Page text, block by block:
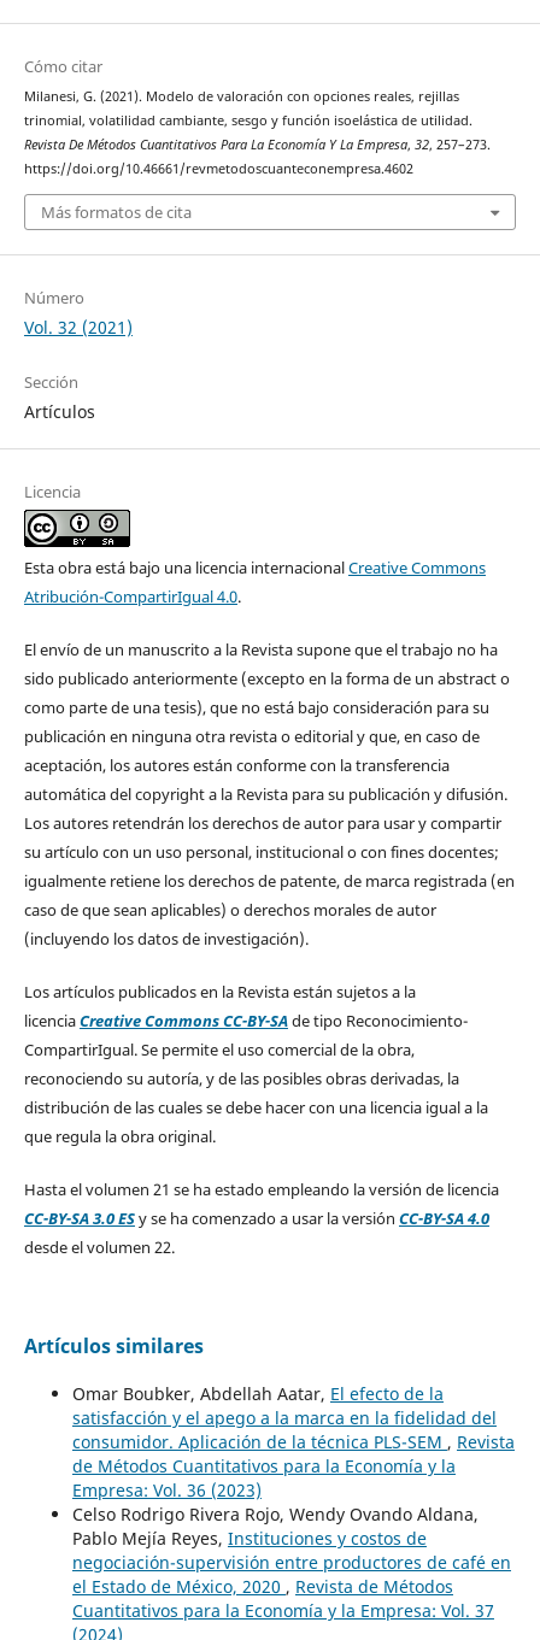
Cómo citar
Milanesi, G. (2021). Modelo de valoración con opciones reales, rejillas
trinomial, volatilidad cambiante, sesgo y función isoelástica de utilidad.
Revista De Métodos Cuantitativos Para La Economía Y La Empresa, 32, 257–273.
https://doi.org/10.46661/revmetodoscuanteconempresa.4602
Más formatos de cita
Número
Vol. 32 (2021)
Sección
Artículos
Licencia
Esta obra está bajo una licencia internacionalCreative Commons
Atribución-CompartirIgual 4.0.
El envío de un manuscrito a la Revista supone que el trabajo no ha
sido publicado anteriormente (excepto en la forma de un abstract o
como parte de una tesis), que no está bajo consideración para su
publicación en ninguna otra revista o editorial y que, en caso de
aceptación, los autores están conforme con la transferencia
automática del copyright a la Revista para su publicación y difusión.
Los autores retendrán los derechos de autor para usar y compartir
su artículo con un uso personal, institucional o con fines docentes;
igualmente retiene los derechos de patente, de marca registrada (en
caso de que sean aplicables) o derechos morales de autor
(incluyendo los datos de investigación).
Los artículos publicados en la Revista están sujetos a la
licenciaCreative Commons CC-BY-SAde tipo Reconocimiento-
CompartirIgual. Se permite el uso comercial de la obra,
reconociendo su autoría, y de las posibles obras derivadas, la
distribución de las cuales se debe hacer con una licencia igual a la
que regula la obra original.
Hasta el volumen 21 se ha estado empleando la versión de licencia
CC-BY-SA 3.0 ESy se ha comenzado a usar la versión CC-BY-SA 4.0
desde el volumen 22.
Artículos similares
Omar Boubker, Abdellah Aatar, El efecto de la
satisfacción y el apego a la marca en la fidelidad del
consumidor. Aplicación de la técnica PLS-SEM , Revista
de Métodos Cuantitativos para la Economía y la
Empresa: Vol. 36 (2023)
Celso Rodrigo Rivera Rojo, Wendy Ovando Aldana,
Pablo Mejía Reyes, Instituciones y costos de
negociación-supervisión entre productores de café en
el Estado de México, 2020 , Revista de Métodos
Cuantitativos para la Economía y la Empresa: Vol. 37
(2024)